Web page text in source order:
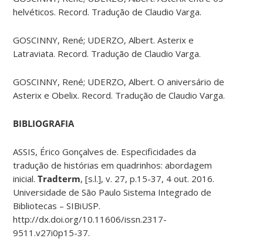
helvéticos. Record. Tradução de Claudio Varga.
GOSCINNY, René; UDERZO, Albert. Asterix e
Latraviata. Record. Tradução de Claudio Varga.
GOSCINNY, René; UDERZO, Albert. O aniversário de
Asterix e Obelix. Record. Tradução de Claudio Varga.
BIBLIOGRAFIA
ASSIS, Érico Gonçalves de. Especificidades da
tradução de histórias em quadrinhos: abordagem
inicial.Tradterm, [s.l.], v. 27, p.15-37, 4 out. 2016.
Universidade de São Paulo Sistema Integrado de
Bibliotecas – SIBiUSP.
http://dx.doi.org/10.11606/issn.2317-
9511.v27i0p15-37.